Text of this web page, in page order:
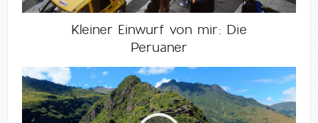
Kleiner Einwurf von mir: Die
Peruaner